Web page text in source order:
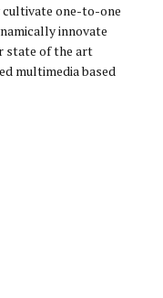
one-to-one
innovate
state of the art
multimedia based